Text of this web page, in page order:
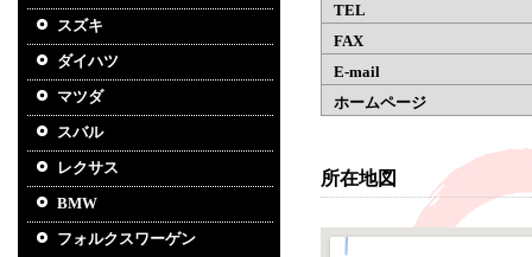
スズキ
ダイハツ
マツダ
スバル
レクサス
BMW
フォルクスワーゲン
TEL
FAX
E-mail
ホームページ
所在地図